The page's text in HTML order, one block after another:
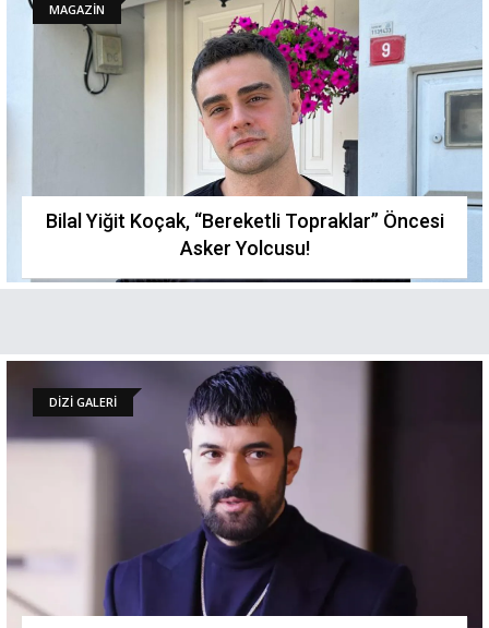
MAGAZİN
Bilal Yiğit Koçak, “Bereketli Topraklar” Öncesi
Asker Yolcusu!
DİZİ GALERİ